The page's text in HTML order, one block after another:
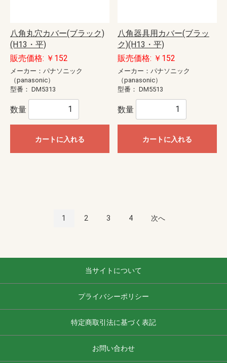
八角丸穴カバー(ブラック)
(H13・平)
販売価格: ￥152
メーカー：パナソニック
（panasonic）
型番： DM5313
数量
カートに入れる
八角器具用カバー(ブラッ
ク)(H13・平)
販売価格: ￥152
メーカー：パナソニック
（panasonic）
型番： DM5513
数量
カートに入れる
1 2 3 4 次へ
当サイトについて
プライバシーポリシー
特定商取引法に基づく表記
お問い合わせ